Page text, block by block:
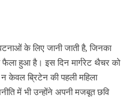
के लिए जानी जाती है, जिनका
फैला हुआ है। इस दिन मार्गरेट थैचर को
केवल ब्रिटेन की पहली महिला
में भी उन्होंने अपनी मजबूत छवि